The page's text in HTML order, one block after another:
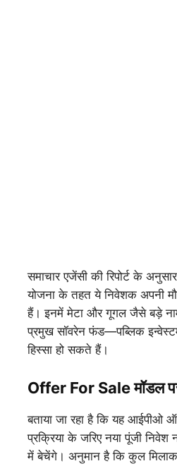
समाचार एजेंसी की रिपोर्ट के
योजना के तहत ये निवेशक अपनी
हैं। इनमें मेटा और गूगल जैसे बड़े
प्रमुख सॉवरेन फंड—पब्लिक
हिस्सा हो सकते हैं।
Offer For Sale मॉडल
बताया जा रहा है कि यह
प्रक्रिया के जरिए नया पूंजी निवेश
में बेचेंगे। अनुमान है कि कुल